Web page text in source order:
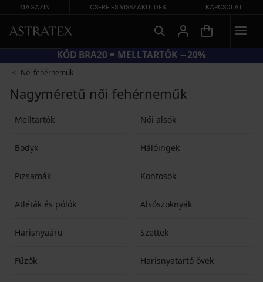
MAGAZIN CSERE ÉS VISSZAKÜLDÉS KAPCSOLAT
KÓD BRA20 = MELLTARTÓK −20%
Női fehérneműk
Nagyméretű női fehérneműk
Melltartók Női alsók
Bodyk Hálóingek
Pizsamák Köntösök
Atléták és pólók Alsószoknyák
Harisnyaáru Szettek
Fűzők Harisnyatartó övek